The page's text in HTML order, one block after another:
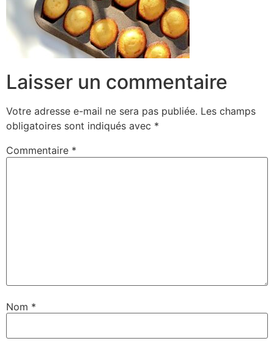
Laisser un commentaire
Votre adresse e-mail ne sera pas publiée. Les champs
obligatoires sont indiqués avec *
Commentaire *
Nom *